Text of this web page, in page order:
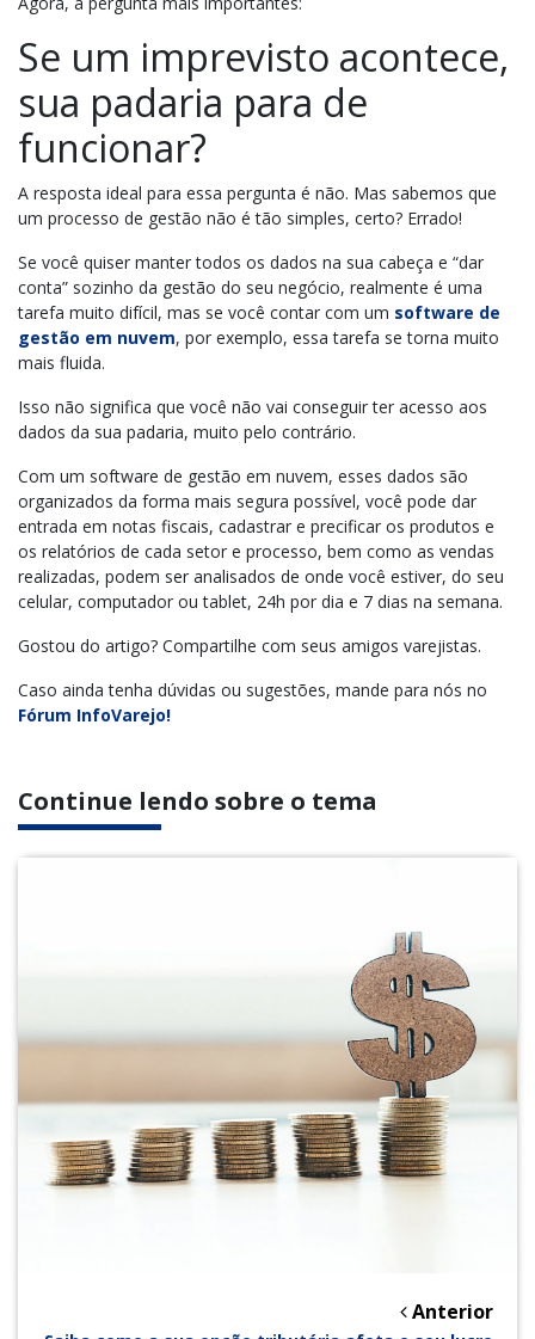
Se um imprevisto acontece,
sua padaria para de
funcionar?
A resposta ideal para essa pergunta é não. Mas sabemos que
um processo de gestão não é tão simples, certo? Errado!
Se você quiser manter todos os dados na sua cabeça e “dar
conta” sozinho da gestão do seu negócio, realmente é uma
tarefa muito difícil, mas se você contar com um software de
gestão em nuvem, por exemplo, essa tarefa se torna muito
mais fluida.
Isso não significa que você não vai conseguir ter acesso aos
dados da sua padaria, muito pelo contrário.
Com um software de gestão em nuvem, esses dados são
organizados da forma mais segura possível, você pode dar
entrada em notas fiscais, cadastrar e precificar os produtos e
os relatórios de cada setor e processo, bem como as vendas
realizadas, podem ser analisados de onde você estiver, do seu
celular, computador ou tablet, 24h por dia e 7 dias na semana.
Gostou do artigo? Compartilhe com seus amigos varejistas.
Caso ainda tenha dúvidas ou sugestões, mande para nós no
Fórum InfoVarejo!
Continue lendo sobre o tema
Anterior